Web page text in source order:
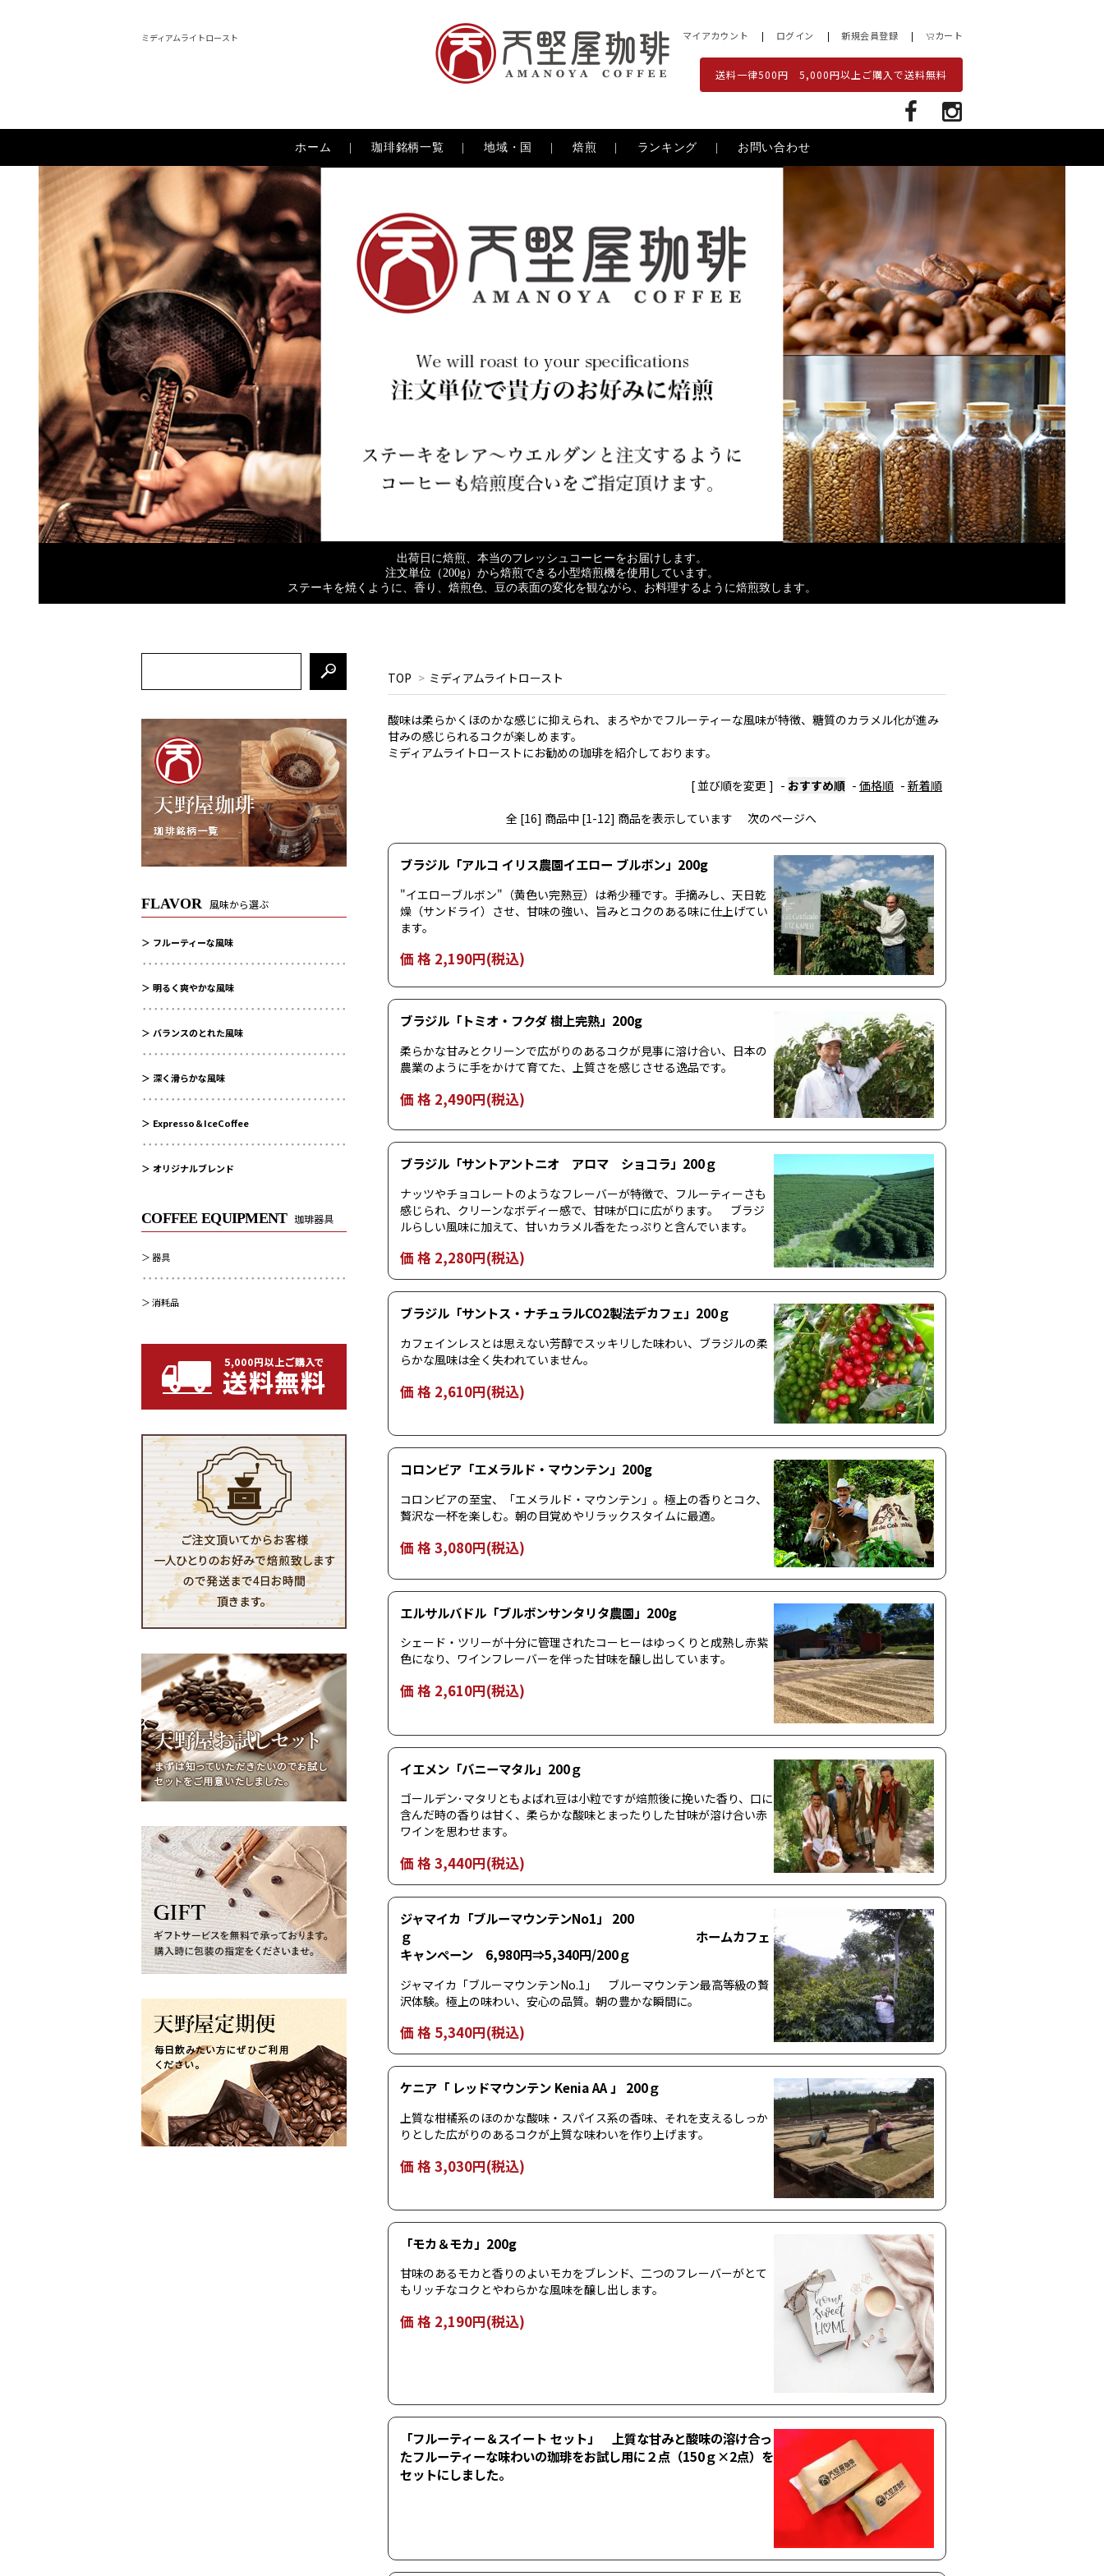
ミディアムライトロースト マイアカウント ログイン 新規会員登録 カート
送料一律500円 5,000円以上ご購入で送料無料
ホーム 珈琲銘柄一覧 地域・国 焙煎 ランキング お問い合わせ
出荷日に焙煎、本当のフレッシュコーヒーをお届けします。
注文単位（200g）から焙煎できる小型焙煎機を使用しています。
ステーキを焼くように、香り、焙煎色、豆の表面の変化を観ながら、お料理するように焙煎致します。
TOP > ミディアムライトロースト
酸味は柔らかくほのかな感じに抑えられ、まろやかでフルーティーな風味が特徴、糖質のカラメル化が進み
甘みの感じられるコクが楽しめます。
ミディアムライトローストにお勧めの珈琲を紹介しております。
[ 並び順を変更 ] - おすすめ順 - 価格順 - 新着順
全 [16] 商品中 [1-12] 商品を表示しています
次のページへ
ブラジル「アルコ イリス農園イエロー ブルボン」200g
"イエローブルボン"（黄色い完熟豆）は希少種です。手摘みし、天日乾
燥（サンドライ）させ、甘味の強い、旨みとコクのある味に仕上げてい
ます。
価 格 2,190円(税込)
ブラジル「トミオ・フクダ 樹上完熟」200g
柔らかな甘みとクリーンで広がりのあるコクが見事に溶け合い、日本の
農業のように手をかけて育てた、上質さを感じさせる逸品です。
価 格 2,490円(税込)
ブラジル「サントアントニオ アロマ ショコラ」200ｇ
ナッツやチョコレートのようなフレーバーが特徴で、フルーティーさも
感じられ、クリーンなボディー感で、甘味が口に広がります。 ブラジ
ルらしい風味に加えて、甘いカラメル香をたっぷりと含んでいます。
価 格 2,280円(税込)
ブラジル「サントス・ナチュラルCO2製法デカフェ」200ｇ
カフェインレスとは思えない芳醇でスッキリした味わい、ブラジルの柔
らかな風味は全く失われていません。
価 格 2,610円(税込)
コロンビア「エメラルド・マウンテン」200g
コロンビアの至宝、「エメラルド・マウンテン」。極上の香りとコク、
贅沢な一杯を楽しむ。朝の目覚めやリラックスタイムに最適。
価 格 3,080円(税込)
エルサルバドル「ブルボンサンタリタ農園」200g
シェード・ツリーが十分に管理されたコーヒーはゆっくりと成熟し赤紫
色になり、ワインフレーバーを伴った甘味を醸し出しています。
価 格 2,610円(税込)
イエメン「バニーマタル」200ｇ
ゴールデン･マタリともよばれ豆は小粒ですが焙煎後に挽いた香り、口に
含んだ時の香りは甘く、柔らかな酸味とまったりした甘味が溶け合い赤
ワインを思わせます。
価 格 3,440円(税込)
ジャマイカ「ブルーマウンテンNo1」 200
ｇ ホームカフェ
キャンペーン 6,980円⇒5,340円/200ｇ
ジャマイカ「ブルーマウンテンNo.1」 ブルーマウンテン最高等級の贅
沢体験。極上の味わい、安心の品質。朝の豊かな瞬間に。
価 格 5,340円(税込)
ケニア「 レッドマウンテン Kenia AA 」 200ｇ
上質な柑橘系のほのかな酸味・スパイス系の香味、それを支えるしっか
りとした広がりのあるコクが上質な味わいを作り上げます。
価 格 3,030円(税込)
「モカ＆モカ」200g
甘味のあるモカと香りのよいモカをブレンド、二つのフレーバーがとて
もリッチなコクとやわらかな風味を醸し出します。
価 格 2,190円(税込)
「フルーティー＆スイート セット」 上質な甘みと酸味の溶け合っ
たフルーティーな味わいの珈琲をお試し用に２点（150ｇ×2点）を
セットにしました。
FLAVOR 風味から選ぶ
フルーティーな風味
明るく爽やかな風味
バランスのとれた風味
深く滑らかな風味
Expresso＆IceCoffee
オリジナルブレンド
COFFEE EQUIPMENT 珈琲器具
器具
消耗品